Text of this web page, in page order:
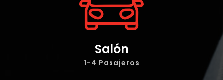
Salón
1-4 Pasajeros